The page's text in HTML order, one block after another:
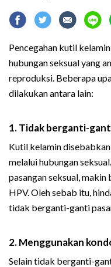
Pencegahan kutil
hubungan seksual yang
reproduksi. Beberapa
dilakukan antara lain:
1. Tidak berganti-
Kutil kelamin
melalui hubungan
pasangan seksual,
HPV. Oleh sebab itu,
tidak berganti-ganti
2. Menggunakan
Selain tidak berganti-